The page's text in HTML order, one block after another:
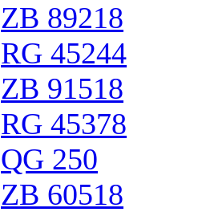
ZB 89218
RG 45244
ZB 91518
RG 45378
QG 250
ZB 60518